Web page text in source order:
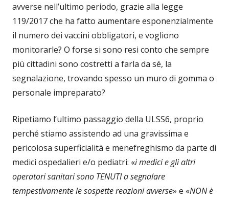
avverse nell’ultimo periodo, grazie alla legge
119/2017 che ha fatto aumentare esponenzialmente
il numero dei vaccini obbligatori, e vogliono
monitorarle? O forse si sono resi conto che sempre
più cittadini sono costretti a farla da sé, la
segnalazione, trovando spesso un muro di gomma o
personale impreparato?
Ripetiamo l’ultimo passaggio della ULSS6, proprio
perché stiamo assistendo ad una gravissima e
pericolosa superficialità e menefreghismo da parte di
medici ospedalieri e/o pediatri: «i medici e gli altri
operatori sanitari sono TENUTI a segnalare
tempestivamente le sospette reazioni avverse» e «NON è